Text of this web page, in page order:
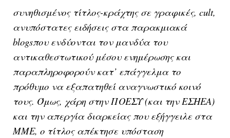
συνηθισμένος τίτλος-κράχτης σε γραφικές, cult,
ανυπόστατες ειδήσεις στα παρακμιακά
blogsπου ενδύονται τον μανδύα του
αντικαθεστωτικού μέσου ενημέρωσης και
παραπληροφορούν κατ’ επάγγελμα το
πρόθυμο να εξαπατηθεί αναγνωστικό κοινό
τους. Όμως, χάρη στην ΠΟΕΣΥ (και την ΕΣΗΕΑ)
και την απεργία διαρκείας που εξήγγειλε στα
ΜΜΕ, ο τίτλος απέκτησε υπόσταση